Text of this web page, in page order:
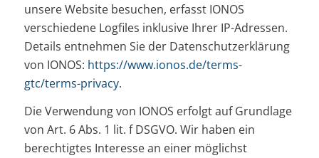
unsere Website besuchen, erfasst IONOS
verschiedene Logfiles inklusive Ihrer IP-Adressen.
Details entnehmen Sie der Datenschutzerklärung
von IONOS: https://www.ionos.de/terms-
gtc/terms-privacy.
Die Verwendung von IONOS erfolgt auf Grundlage
von Art. 6 Abs. 1 lit. f DSGVO. Wir haben ein
berechtigtes Interesse an einer möglichst